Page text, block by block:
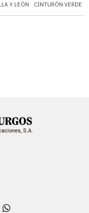
Y LEÓN CINTURÓN VERDE
S.A.
Dailymotion